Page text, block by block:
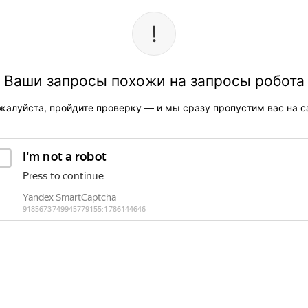
Ваши запросы похожи на запросы робота
пройдите проверку — и мы сразу пропустим вас на